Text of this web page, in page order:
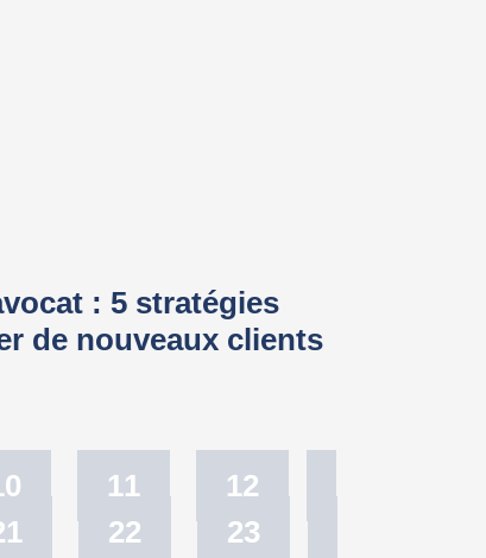
: 5 stratégies
de nouveaux clients
11
12
22
23